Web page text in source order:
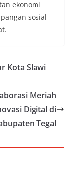
ekonomi
sosial
Kota Slawi
Meriah
Digital di
Tegal